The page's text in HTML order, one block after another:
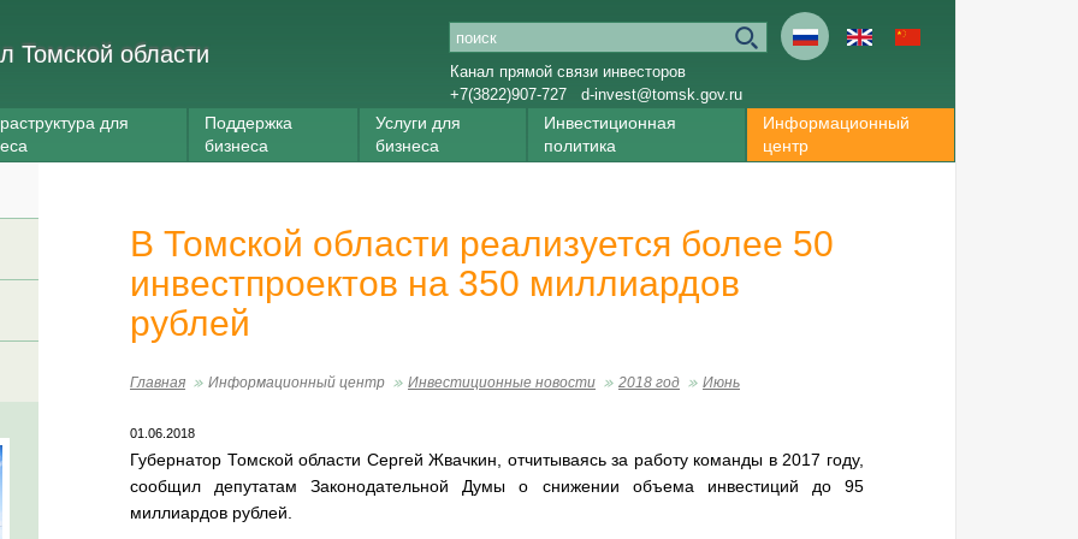
Томской области
Канал прямой связи инвесторов
+7(3822)907-727
d-invest@tomsk.gov.ru
для
Поддержка
бизнеса
Услуги для
бизнеса
Инвестиционная
политика
Информационный
центр
В Томской области реализуется более 50
инвестпроектов на 350 миллиардов
рублей
Главная Информационный центр Инвестиционные новости 2018 год Июнь
01.06.2018
Губернатор Томской области Сергей Жвачкин, отчитываясь за работу команды в 2017 году,
сообщил депутатам Законодательной Думы о снижении объема инвестиций до 95
миллиардов рублей.